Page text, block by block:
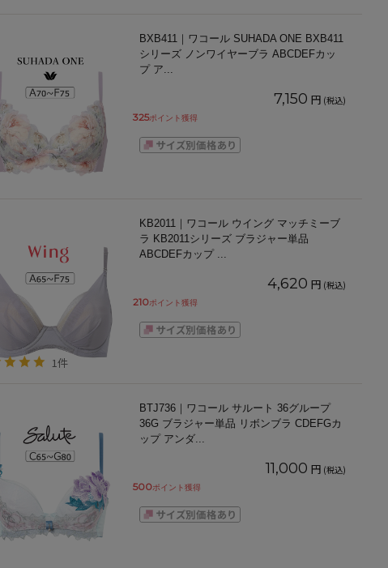
BXB411｜ワコール SUHADA ONE BXB411
シリーズ ノンワイヤーブラ ABCDEFカッ
プ ア...
7,150 円 (税込)
325ポイント獲得
KB2011｜ワコール ウイング マッチミーブ
ラ KB2011シリーズ ブラジャー単品
ABCDEFカップ ...
1件
4,620 円 (税込)
210ポイント獲得
BTJ736｜ワコール サルート 36グループ
36G ブラジャー単品 リボンブラ CDEFGカ
ップ アンダ...
11,000 円 (税込)
500ポイント獲得